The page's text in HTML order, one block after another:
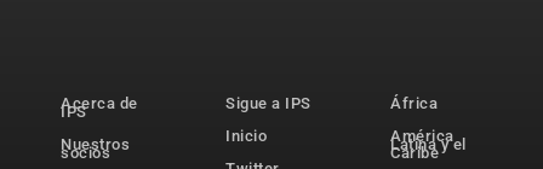
Acerca de
IPS
Nuestros
socios
Sigue a IPS
Inicio
África
América
Latina y el
Caribe